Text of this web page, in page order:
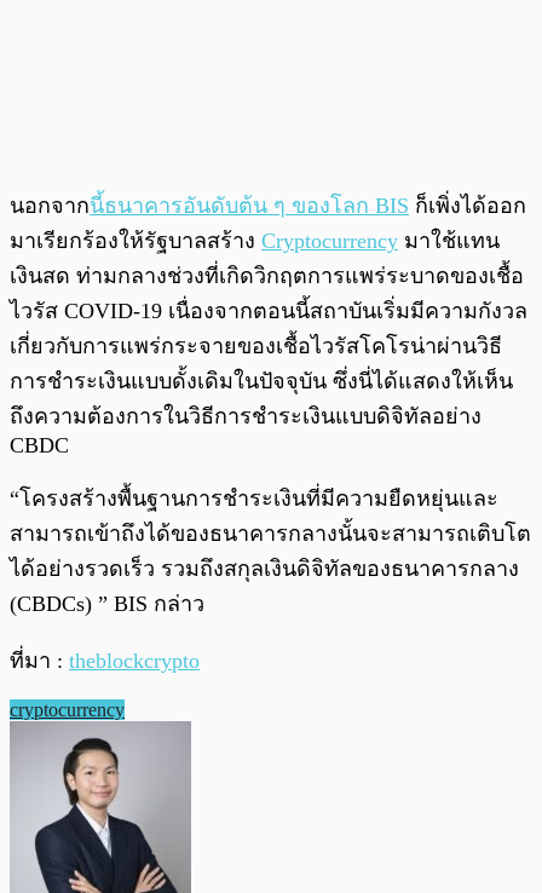
นอกจากนี้ธนาคารอันดับต้น ๆ ของโลก BIS ก็เพิ่งได้ออก
มาเรียกร้องให้รัฐบาลสร้าง Cryptocurrency มาใช้แทน
เงินสด ท่ามกลางช่วงที่เกิดวิกฤตการแพร่ระบาดของเชื้อ
ไวรัส COVID-19 เนื่องจากตอนนี้สถาบันเริ่มมีความกังวล
เกี่ยวกับการแพร่กระจายของเชื้อไวรัสโคโรน่าผ่านวิธี
การชำระเงินแบบดั้งเดิมในปัจจุบัน ซึ่งนี่ได้แสดงให้เห็น
ถึงความต้องการในวิธีการชำระเงินแบบดิจิทัลอย่าง
CBDC
“โครงสร้างพื้นฐานการชำระเงินที่มีความยืดหยุ่นและ
สามารถเข้าถึงได้ของธนาคารกลางนั้นจะสามารถเติบโต
ได้อย่างรวดเร็ว รวมถึงสกุลเงินดิจิทัลของธนาคารกลาง
(CBDCs) ” BIS กล่าว
ที่มา : theblockcrypto
cryptocurrency